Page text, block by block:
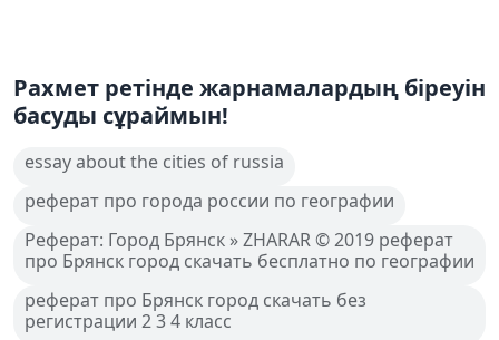
Рахмет ретінде жарнамалардың біреуін
басуды сұраймын!
essay about the cities of russia
реферат про города россии по географии
Реферат: Город Брянск » ZHARAR © 2019 реферат
про Брянск город скачать бесплатно по географии
реферат про Брянск город скачать без
регистрации 2 3 4 класс